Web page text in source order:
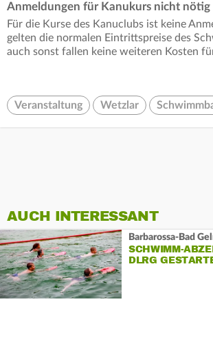
Anmeldungen für Kanukurs nicht nötig
Für die Kurse des Kanuclubs ist keine
gelten die normalen Eintrittspreise des
auch sonst fallen keine weiteren Kosten
Veranstaltung Wetzlar
AUCH INTERESSANT
Barbarossa-Bad
SCHWIMM-
DLRG